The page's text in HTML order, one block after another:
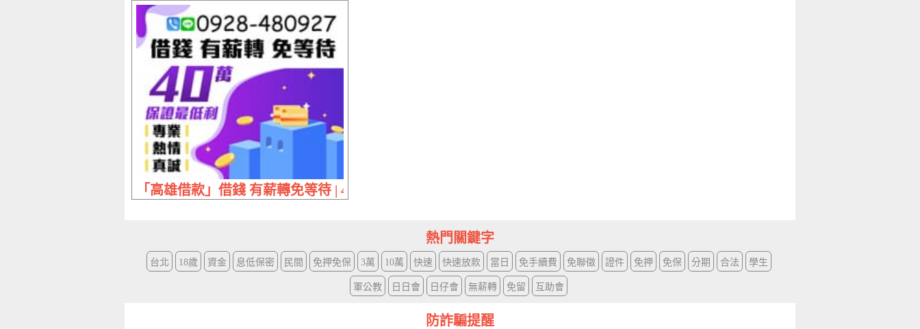
「高雄借款」借錢 有薪轉免等待 | 40萬內 保證最低利
熱門關鍵字
台北 18歲 資金 息低保密 民間 免押免保 3萬 10萬 快速 快速放款 當日 免手續費 免聯徵 證件 免押 免保 分期 合法 學生
軍公教 日日會 日仔會 無薪轉 免留 互助會
防詐騙提醒